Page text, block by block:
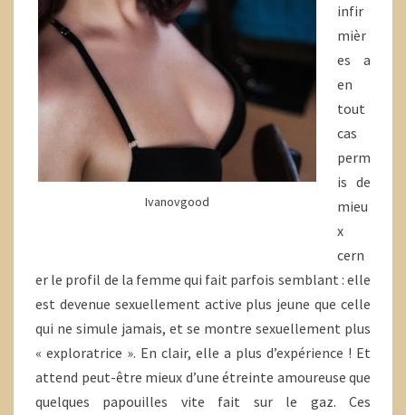
Ivanovgood
infir
mièr
es a
en
tout
cas
perm
is de
mieu
x
cern
er le profil de la femme qui fait parfois semblant : elle
est devenue sexuellement active plus jeune que celle
qui ne simule jamais, et se montre sexuellement plus
« exploratrice ». En clair, elle a plus d’expérience ! Et
attend peut-être mieux d’une étreinte amoureuse que
quelques papouilles vite fait sur le gaz. Ces